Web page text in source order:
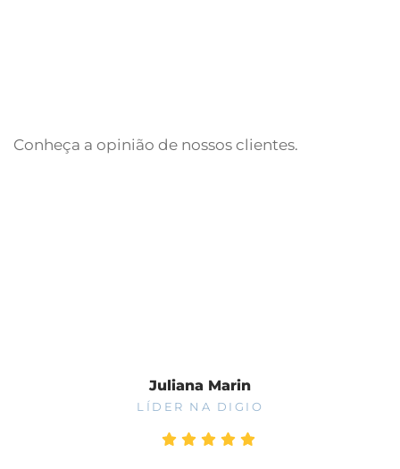
Conheça a opinião de nossos clientes.
Juliana Marin
LÍDER NA DIGIO